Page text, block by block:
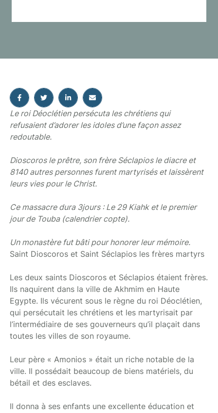
Le roi Déoclétien persécuta les chrétiens qui
refusaient d’adorer les idoles d’une façon assez
redoutable.
Dioscoros le prêtre, son frère Séclapios le diacre et
8140 autres personnes furent martyrisés et laissèrent
leurs vies pour le Christ.
Ce massacre dura 3jours : Le 29 Kiahk et le premier
jour de Touba (calendrier copte).
Un monastère fut bâti pour honorer leur mémoire.
Saint Dioscoros et Saint Séclapios les frères martyrs
Les deux saints Dioscoros et Séclapios étaient frères.
Ils naquirent dans la ville de Akhmim en Haute
Egypte. Ils vécurent sous le règne du roi Déoclétien,
qui persécutait les chrétiens et les martyrisait par
l’intermédiaire de ses gouverneurs qu’il plaçait dans
toutes les villes de son royaume.
Leur père « Amonios » était un riche notable de la
ville. Il possédait beaucoup de biens matériels, du
bétail et des esclaves.
Il donna à ses enfants une excellente éducation et